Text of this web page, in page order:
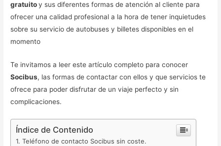
gratuitoy sus diferentes formas de atención al cliente para
ofrecer una calidad profesional a la hora de tener inquietudes
sobre su servicio de autobuses y billetes disponibles en el
momento
Te invitamos a leer este artículo completo para conocer
Socibus, las formas de contactar con ellos y que servicios te
ofrece para poder disfrutar de un viaje perfecto y sin
complicaciones.
Índice de Contenido
Teléfono de contacto Socibus sin coste.